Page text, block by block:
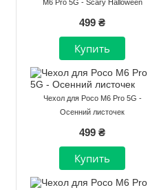
M6 Pro 5G - Scary Halloween
499 ₴
Чехол для Poco M6 Pro 5G -
Осенний листочек
499 ₴